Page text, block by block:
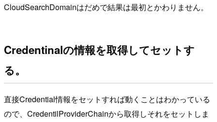
CloudSearchDomainはだめで結果は最初とかわりません。
Credentinalの情報を取得してセットす
る。
直接Credential情報をセットすれば動くことはわかっている
ので、CredentilProviderChainから取得しそれをセットしま